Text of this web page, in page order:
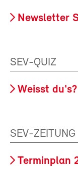
Newsletter
SEV-QUIZ
Weisst du's?
SEV-ZEITUNG
Terminplan